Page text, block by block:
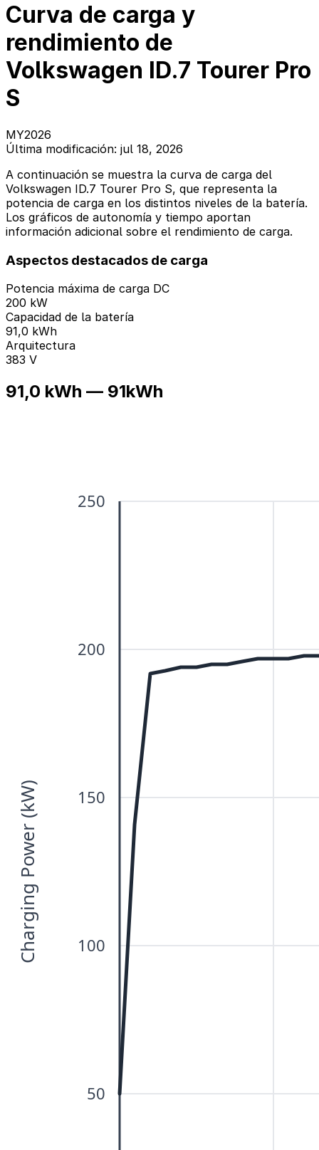
Curva de carga y
rendimiento de
Volkswagen ID.7 Tourer Pro
S
MY2026
Última modificación: jul 18, 2026
A continuación se muestra la curva de carga del
Volkswagen ID.7 Tourer Pro S, que representa la
potencia de carga en los distintos niveles de la batería.
Los gráficos de autonomía y tiempo aportan
información adicional sobre el rendimiento de carga.
Aspectos destacados de carga
Potencia máxima de carga DC
200 kW
Capacidad de la batería
91,0 kWh
Arquitectura
383 V
91,0 kWh — 91kWh